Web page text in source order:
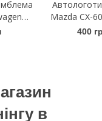
Mazda CX-
400
в